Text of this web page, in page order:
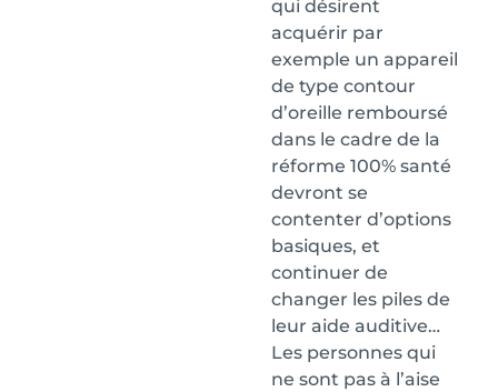
qui désirent
acquérir par
exemple un appareil
de type contour
d’oreille remboursé
dans le cadre de la
réforme 100% santé
devront se
contenter d’options
basiques, et
continuer de
changer les piles de
leur aide auditive…
Les personnes qui
ne sont pas à l’aise